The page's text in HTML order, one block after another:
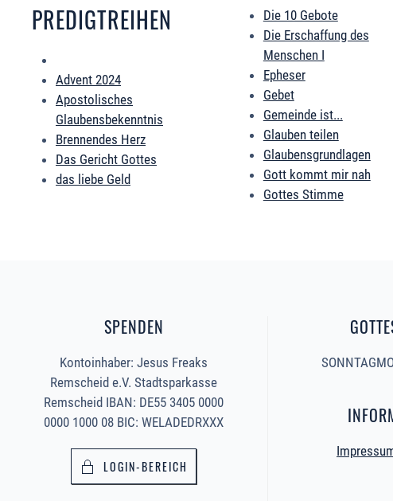
PREDIGTREIHEN
Advent 2024
Apostolisches
Glaubensbekenntnis
Brennendes Herz
Das Gericht Gottes
das liebe Geld
Die 10 Gebote
Die Erschaffung des
Menschen I
Epheser
Gebet
Gemeinde ist...
Glauben teilen
Glaubensgrundlagen
Gott kommt mir nah
Gottes Stimme
SPENDEN
Kontoinhaber: Jesus Freaks
Remscheid e.V. Stadtsparkasse
Remscheid IBAN: DE55 3405 0000
0000 1000 08 BIC: WELADEDRXXX
LOGIN-BEREICH